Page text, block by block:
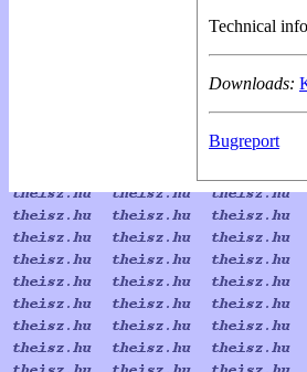
Technical
Downloads:
Bugreport